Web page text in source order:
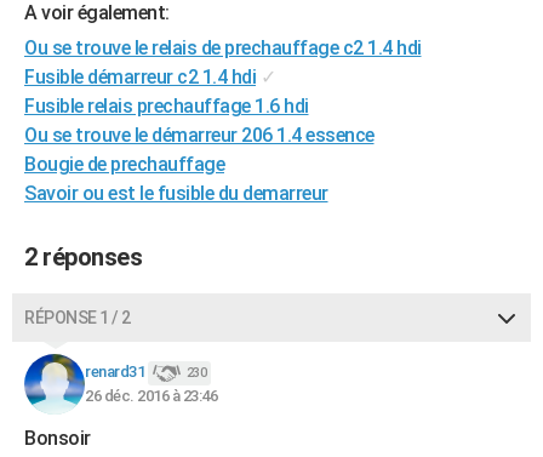
Art de vivre
Bien-être
Loisirs
Mode
Modes de vie
Alimentation
Guide de la santé
Maladies
Médicaments
Sommeil
VOYAGE
PHOTO
GUIDES D'ACHAT
CARTE DE VOEUX
Carte de Noël
Carte Bonne année
Carte Saint-Valentin
Carte Pâques
Carte d'anniversaire
DICTIONNAIRE
Dictionnaire
Biographies
Citations
Expressions
Proverbes
PROGRAMME TV
A voir également:
Ou se trouve le relais de prechauffage c2 1.4 hdi
Fusible démarreur c2 1.4 hdi ✓
Fusible relais prechauffage 1.6 hdi
Ou se trouve le démarreur 206 1.4 essence
Bougie de prechauffage
Savoir ou est le fusible du demarreur
2 réponses
RÉPONSE 1 / 2
renard31 230
26 déc. 2016 à 23:46
Bonsoir